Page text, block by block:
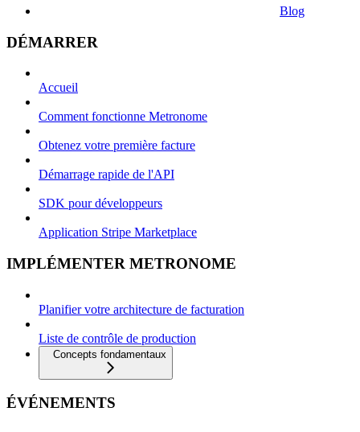
Blog
DÉMARRER
Accueil
Comment fonctionne Metronome
Obtenez votre première facture
Démarrage rapide de l'API
SDK pour développeurs
Application Stripe Marketplace
IMPLÉMENTER METRONOME
Planifier votre architecture de facturation
Liste de contrôle de production
Concepts fondamentaux
ÉVÉNEMENTS